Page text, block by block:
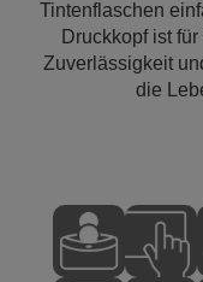
Tintenflaschen
Druckkopf ist
Zuverlässigkeit
die